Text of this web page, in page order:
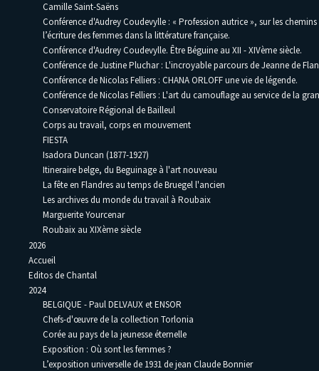
Camille Saint-Saëns
Conférence d'Audrey Coudevylle : « Profession autrice », sur les
l’écriture des femmes dans la littérature française.
Conférence d'Audrey Coudevylle. Être Béguine au XII - XIVème siècle.
Conférence de Justine Pluchar : L'incroyable parcours de Jeanne de
Conférence de Nicolas Felliers : CHANA ORLOFF une vie de légende.
Conférence de Nicolas Felliers : L'art du camouflage au service de la
Conservatoire Régional de Bailleul
Corps au travail, corps en mouvement
FIESTA
Isadora Duncan (1877-1927)
Itineraire belge, du Beguinage à l'art nouveau
La fête en Flandres au temps de Bruegel l'ancien
Les archives du monde du travail à Roubaix
Marguerite Yourcenar
Roubaix au XIXème siècle
2026
Accueil
Editos de Chantal
2024
BELGIQUE - Paul DELVAUX et ENSOR
Chefs-d'œuvre de la collection Torlonia
Corée au pays de la jeunesse éternelle
Exposition : Où sont les femmes ?
L’exposition universelle de 1931 de jean Claude Bonnier